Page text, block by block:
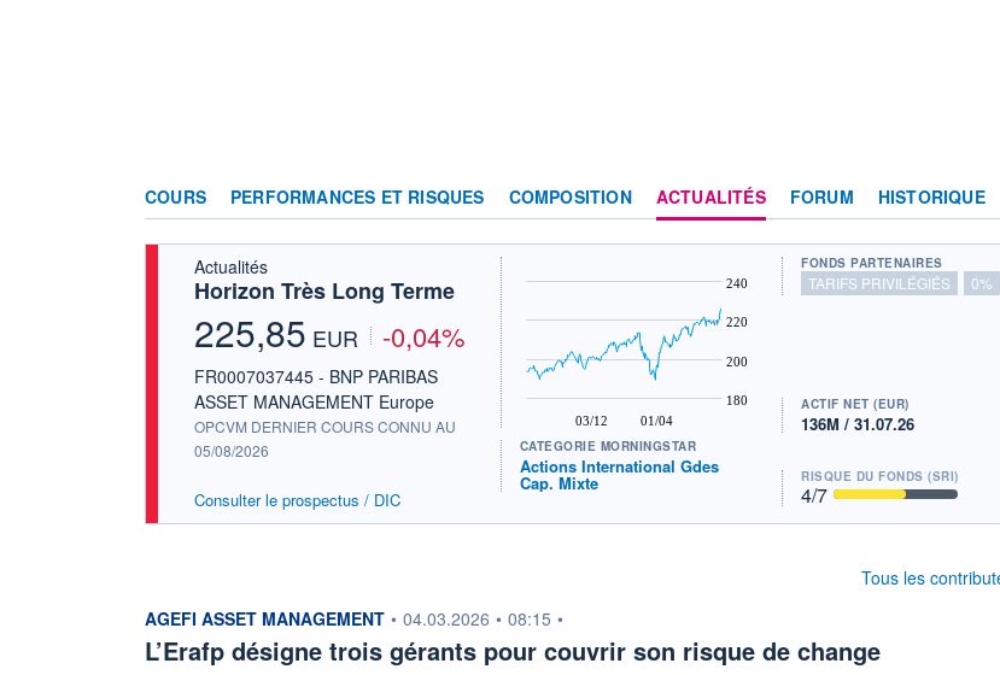
COURS PERFORMANCES ET RISQUES COMPOSITION ACTUALITÉS FORUM HISTORIQUE
Actualités
Horizon Très Long Terme
225,85 EUR -0,04%
FR0007037445 - BNP PARIBAS
ASSET MANAGEMENT Europe
OPCVM DERNIER COURS CONNU AU
05/08/2026
Consulter le prospectus / DIC
03/12 01/04
180
200
220
240
CATÉGORIE MORNINGSTAR
Actions International Gdes
Cap. Mixte
FONDS PARTENAIRES
TARIFS PRIVILÉGIÉS 0%
ACTIF NET (EUR)
136M / 31.07.26
RISQUE DU FONDS (SRI)
4/7
Tous les
information fournie par
AGEFI ASSET MANAGEMENT • 04.03.2026 • 08:15 •
L’Erafp désigne trois gérants pour couvrir son risque de change